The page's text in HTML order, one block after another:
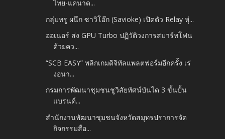
ไทย-แคนาด...
กลุ่มทรู ผนึก ซาวิโอ๊ก (Savioke) เปิดตัว Relay หุ่...
ออเนอร์ ส่ง GPU Turbo ปฏิวัติวงการสมาร์ทโฟน
ด้วยคว...
“SCB EASY” พลิกเกมดิจิทัลแพลตฟอร์มอีกครั้ง เร่
งอนา...
กรมการพัฒนาชุมชนชูวิสัยทัศน์บันได 3 ขั้นปั้น
แบรนด์...
สำนักงานพัฒนาชุมชนจังหวัดสมุทรปราการจัด
กิจกรรมสื่อ...